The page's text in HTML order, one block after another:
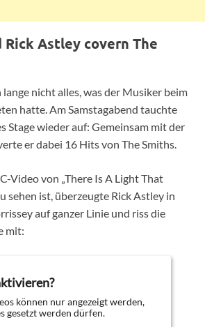
Rick Astley covern The
lange nicht alles, was der Musiker beim
hatte. Am Samstagabend tauchte
Stage wieder auf: Gemeinsam mit der
er dabei 16 Hits von The Smiths.
Video von „There Is A Light That
sehen ist, überzeugte Rick Astley in
auf ganzer Linie und riss die
mit:
können nur angezeigt werden,
gesetzt werden dürfen.